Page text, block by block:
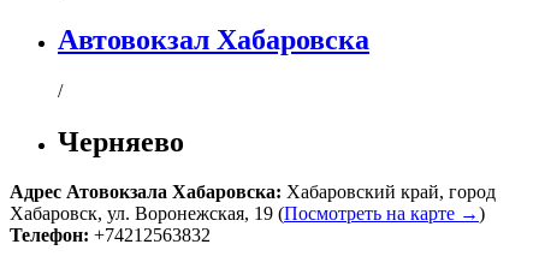
Автовокзал Хабаровска
/
Черняево
Адрес Атовокзала Хабаровска: Хабаровский край, город
Хабаровск, ул. Воронежская, 19 (Посмотреть на карте →)
Телефон: +74212563832